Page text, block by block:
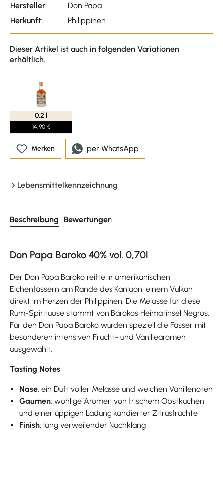
Hersteller:
Don Papa
Herkunft:
Philippinen
Dieser Artikel ist auch in folgenden Variationen
erhältlich.
0.2 l
14,90 €
Merken per WhatsApp
Lebensmittelkennzeichnung
Beschreibung Bewertungen
Don Papa Baroko 40% vol. 0,70l
Der Don Papa Baroko reifte in amerikanischen
Eichenfässern am Rande des Kanlaon, einem Vulkan
direkt im Herzen der Philippinen. Die Melasse für diese
Rum-Spirituose stammt von Barokos Heimatinsel Negros.
Für den Don Papa Baroko wurden speziell die Fässer mit
besonderen intensiven Frucht- und Vanillearomen
ausgewählt.
Tasting Notes
Nase: ein Duft voller Melasse und weichen Vanillenoten
Gaumen: wohlige Aromen von frischem Obstkuchen
und einer üppigen Ladung kandierter Zitrusfrüchte
Finish: lang verweilender Nachklang